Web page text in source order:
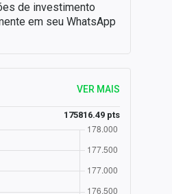
de investimento
em seu WhatsApp
VER MAIS
175816.49 pts